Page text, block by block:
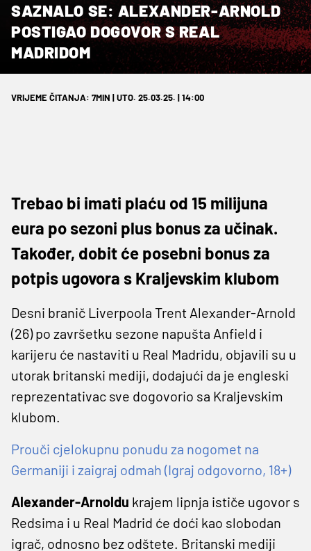
SAZNALO SE: ALEXANDER-ARNOLD
POSTIGAO DOGOVOR S REAL
MADRIDOM
VRIJEME ČITANJA: 7MIN | UTO. 25.03.25. | 14:00
Trebao bi imati plaću od 15 milijuna
eura po sezoni plus bonus za učinak.
Također, dobit će posebni bonus za
potpis ugovora s Kraljevskim klubom
Desni branič Liverpoola Trent Alexander-Arnold
(26) po završetku sezone napušta Anfield i
karijeru će nastaviti u Real Madridu, objavili su u
utorak britanski mediji, dodajući da je engleski
reprezentativac sve dogovorio sa Kraljevskim
klubom.
Prouči cjelokupnu ponudu za nogomet na
Germaniji i zaigraj odmah (Igraj odgovorno, 18+)
Alexander-Arnoldu krajem lipnja ističe ugovor s
Redsima i u Real Madrid će doći kao slobodan
igrač, odnosno bez odštete. Britanski mediji